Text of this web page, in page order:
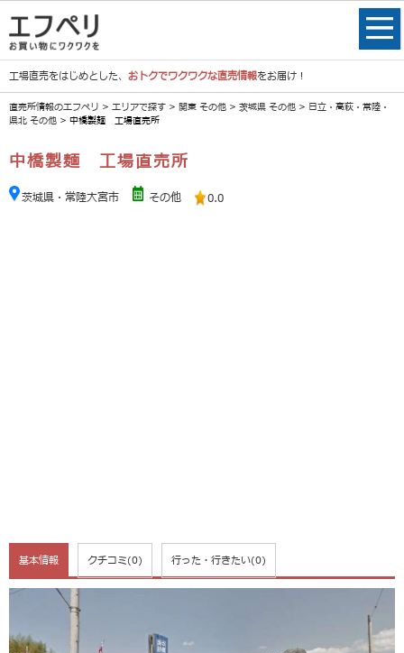
工場直売をはじめとした、 おトクでワクワクな直売情報をお届け！
直売所情報のエフペリ > エリアで探す > 関東 その他 > 茨城県 その他 > 日立・高萩・常陸・
県北 その他 > 中橋製麺 工場直売所
中橋製麺 工場直売所
茨城県・常陸大宮市 その他 0.0
基本情報 クチコミ(0) 行った・行きたい(0)